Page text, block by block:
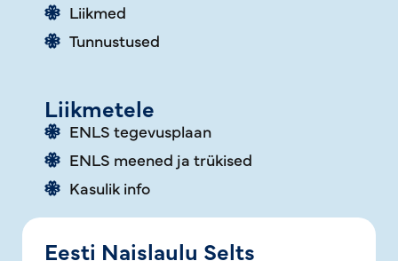
Liikmed
Tunnustused
Liikmetele
ENLS tegevusplaan
ENLS meened ja trükised
Kasulik info
Eesti Naislaulu Selts